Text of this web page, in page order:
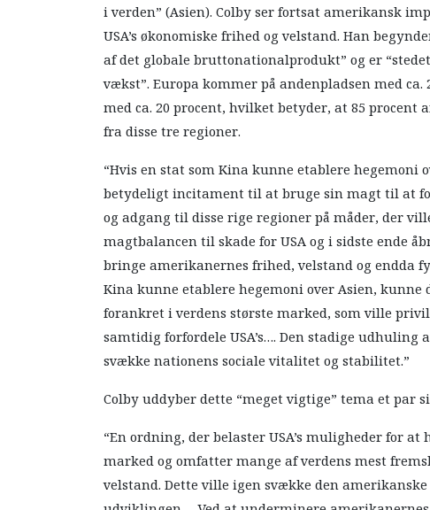
i verden” (Asien). Colby ser fortsat amerikansk
USA’s økonomiske frihed og velstand. Han
af det globale bruttonationalprodukt” og er
vækst”. Europa kommer på andenpladsen med
med ca. 20 procent, hvilket betyder, at 85
fra disse tre regioner.
“Hvis en stat som Kina kunne etablere hegemoni
betydeligt incitament til at bruge sin magt til at
og adgang til disse rige regioner på måder, der
magtbalancen til skade for USA og i sidste ende
bringe amerikanernes frihed, velstand og endda
Kina kunne etablere hegemoni over Asien,
forankret i verdens største marked, som ville
samtidig forfordele USA’s…. Den stadige udhuling
svække nationens sociale vitalitet og stabilitet.”
Colby uddyber dette “meget vigtige” tema et par
“En ordning, der belaster USA’s muligheder for
marked og omfatter mange af verdens mest
velstand. Dette ville igen svække den